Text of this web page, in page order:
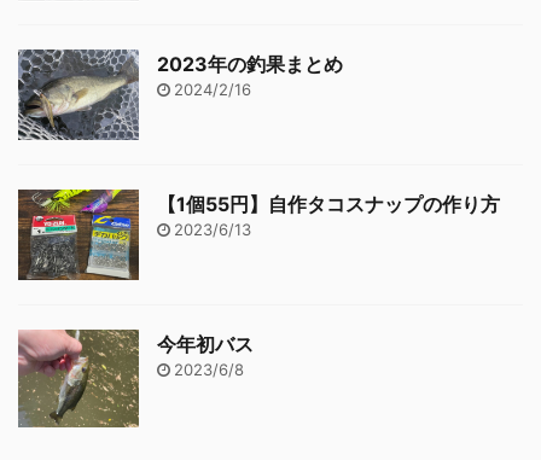
2023年の釣果まとめ
2024/2/16
【1個55円】自作タコスナップの作り方
2023/6/13
今年初バス
2023/6/8